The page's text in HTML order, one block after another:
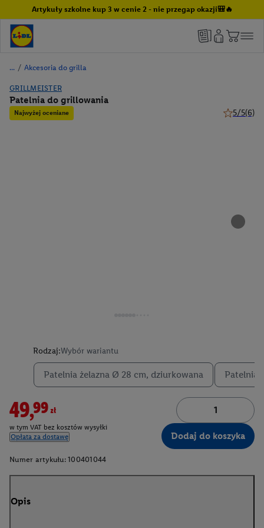
Artykuły szkolne kup 3 w cenie 2 - nie przegap okazji🎒🔥
/ Akcesoria do grilla
GRILLMEISTER
Patelnia do grillowania
Najwyżej oceniane 5/5(6)
Rodzaj:Wybór wariantu
Patelnia żelazna Ø 28 cm, dziurkowana Patelnia
49,99zł
w tym VAT bez kosztów wysyłki
Opłata za dostawę
Dodaj do koszyka
Numer artykułu: 100401044
Opis